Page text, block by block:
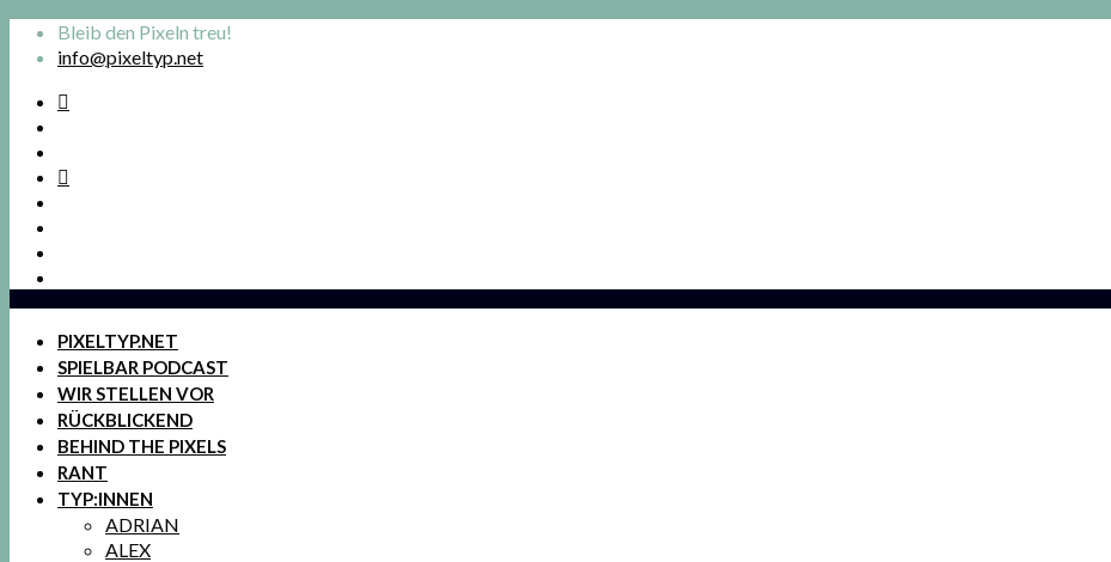
Bleib den Pixeln treu!
info@pixeltyp.net
PIXELTYP.NET
SPIELBAR PODCAST
WIR STELLEN VOR
RÜCKBLICKEND
BEHIND THE PIXELS
RANT
TYP:INNEN
ADRIAN
ALEX